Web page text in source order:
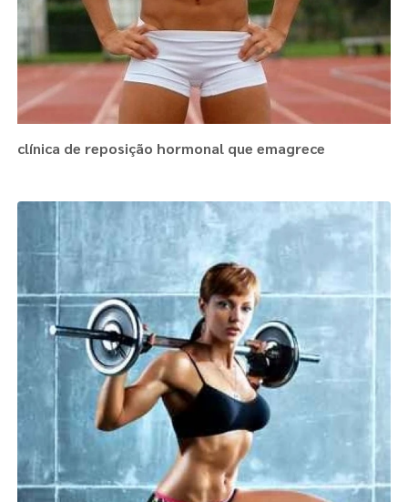
clínica de reposição hormonal que emagrece